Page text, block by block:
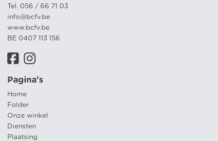
Tel. 056 / 66 71 03
info@bcfv.be
www.bcfv.be
BE 0407 113 156
Pagina's
Home
Folder
Onze winkel
Diensten
Plaatsing